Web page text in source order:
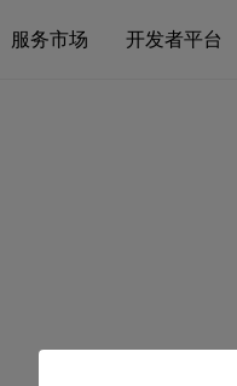
服务市场 开发者平台